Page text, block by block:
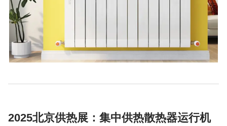
2025北京供热展：集中供热散热器运行机